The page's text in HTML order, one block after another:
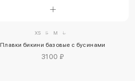
XS S M L
Плавки бикини базовые с бусинами
3100 ₽